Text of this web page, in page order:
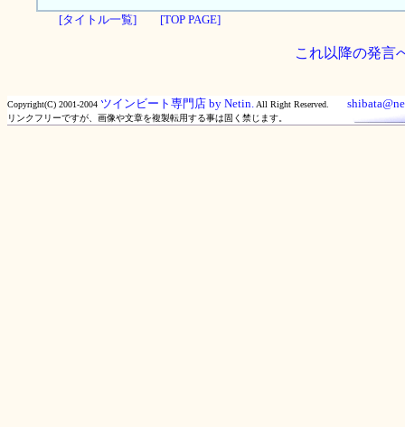
[タイトル一覧] [TOP PAGE]
これ以降の発言
Copyright(C) 2001-2004 ツインビート専門店 by Netin. All Right Reserved.
リンクフリーですが、画像や文章を複製転用する事は固く禁じます。